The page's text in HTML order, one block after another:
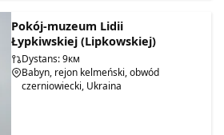
Pokój-muzeum Lidii
Łypkiwskiej (Lipkowskiej)
Dystans: 9км
Babyn, rejon kelmeński, obwód
czerniowiecki, Ukraina